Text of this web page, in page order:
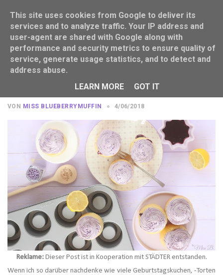
Blueberry Cake Cups: Gefüllte
Blaubeertörtchen mit STÄDTER
VON MISS BLUEBERRYMUFFIN 4/06/2018
Reklame:Dieser Post ist in Kooperation mit STÄDTER entstanden.
Wenn ich so darüber nachdenke wie viele Geburtstagskuchen, -Torten
This site uses cookies from Google to deliver its
services and to analyze traffic. Your IP address and
user-agent are shared with Google along with
performance and security metrics to ensure quality of
service, generate usage statistics, and to detect and
address abuse.
LEARN MORE
GOT IT